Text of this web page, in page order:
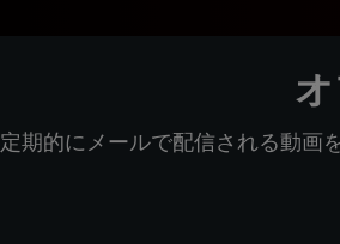
定期的にメールで配信される動画